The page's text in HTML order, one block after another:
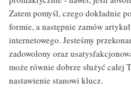
Zatem pomyśl, czego dokładnie
formie, a następnie zamów
internetowego. Jesteśmy
zadowolony oraz
może równie dobrze służyć całej
nastawienie stanowi klucz.